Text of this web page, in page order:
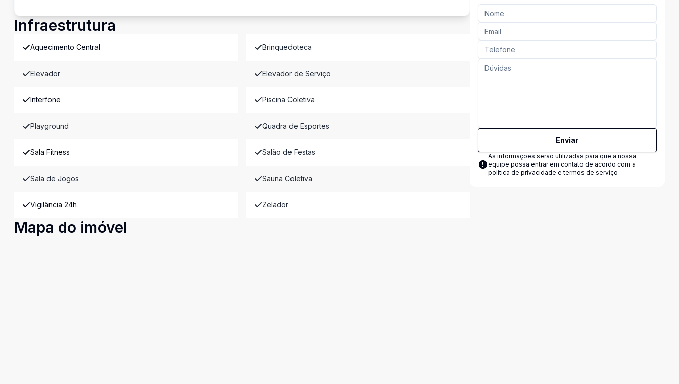
Infraestrutura
Aquecimento Central Brinquedoteca
Elevador Elevador de Serviço
Interfone Piscina Coletiva
Playground Quadra de Esportes
Sala Fitness Salão de Festas
Sala de Jogos Sauna Coletiva
Vigilância 24h Zelador
Mapa do imóvel
Enviar
As informações serão utilizadas para que a nossa
equipe possa entrar em contato de acordo com a
política de privacidade e termos de serviço